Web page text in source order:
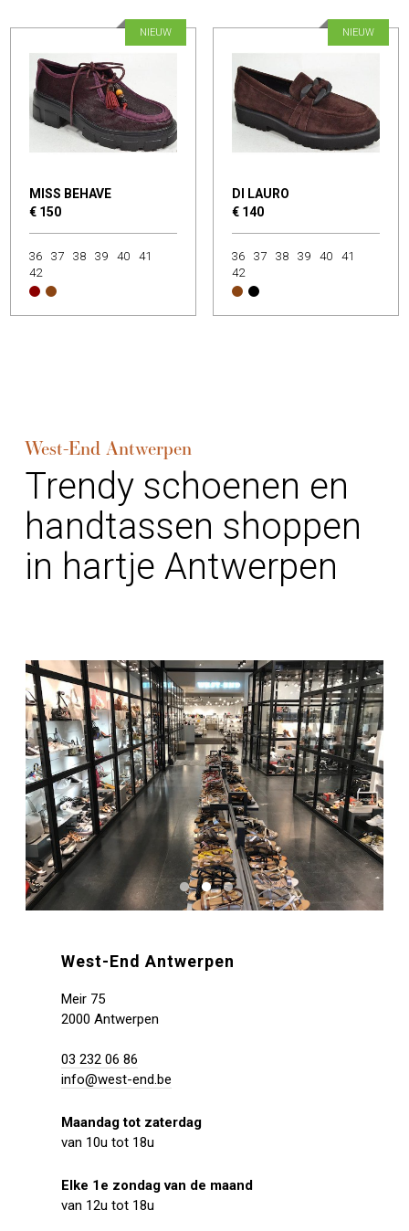
MISS BEHAVE
€ 150
NIEUW
36 37 38 39 40
41
42
DI LAURO
€ 140
NIEUW
36 37 38 39 40
41
42
West-End Antwerpen
Trendy schoenen en
handtassen shoppen
in hartje Antwerpen
West-End Antwerpen
Meir 75
2000 Antwerpen
03 232 06 86
info@west-end.be
Maandag tot zaterdag
van 10u tot 18u
Elke 1e zondag van de maand
van 12u tot 18u